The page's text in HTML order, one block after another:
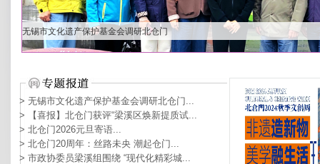
无锡市文化遗产保护基金会调研北仓门
> 无锡市文化遗产保护基金会调研北仓门...
> 【喜报】北仓门获评“梁溪区焕新提质试...
> 北仓门2026元旦寄语...
> 北仓门20周年：丝路未央 潮起仓门...
> 市政协委员梁溪组围绕 “现代化精彩城...